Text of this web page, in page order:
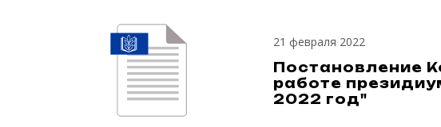
21 февраля 2022
Постановление
работе
2022 год"